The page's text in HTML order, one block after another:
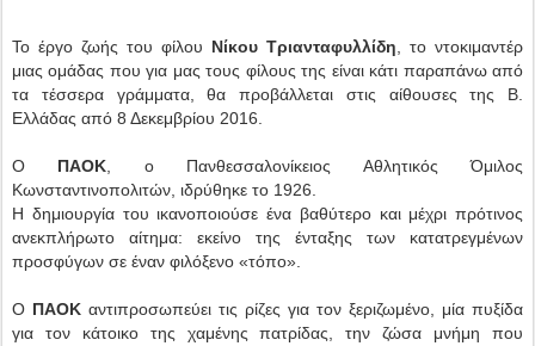
Το έργο ζωής του φίλου Νίκου Τριανταφυλλίδη, το ντοκιμαντέρ
μιας ομάδας που για μας τους φίλους της είναι κάτι παραπάνω από
τα τέσσερα γράμματα, θα προβάλλεται στις αίθουσες της Β.
Ελλάδας από 8 Δεκεμβρίου 2016.
Ο ΠΑΟΚ, ο Πανθεσσαλονίκειος Αθλητικός Όμιλος
Κωνσταντινοπολιτών, ιδρύθηκε το 1926.
Η δημιουργία του ικανοποιούσε ένα βαθύτερο και μέχρι πρότινος
ανεκπλήρωτο αίτημα: εκείνο της ένταξης των κατατρεγμένων
προσφύγων σε έναν φιλόξενο «τόπο».
Ο ΠΑΟΚ αντιπροσωπεύει τις ρίζες για τον ξεριζωμένο, μία πυξίδα
για τον κάτοικο της χαμένης πατρίδας, την ζώσα μνήμη που